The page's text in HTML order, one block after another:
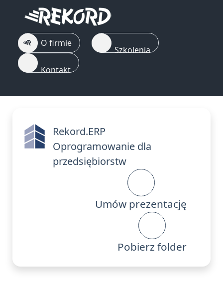
O firmie
Szkolenia
Kontakt
Rekord.ERP
Oprogramowanie dla
przedsiębiorstw
Umów prezentację
Pobierz folder